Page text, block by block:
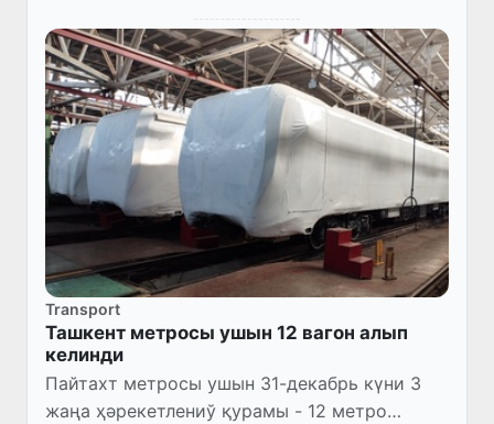
Transport
Ташкент метросы ушын 12 вагон алып
келинди
Пайтахт метросы ушын 31-декабрь күни 3
жаңа ҳәрекетлениў қурамы - 12 метро